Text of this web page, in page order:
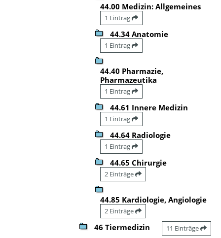
44.00 Medizin: Allgemeines
1 Eintrag
44.34 Anatomie
1 Eintrag
44.40 Pharmazie,
Pharmazeutika
1 Eintrag
44.61 Innere Medizin
1 Eintrag
44.64 Radiologie
1 Eintrag
44.65 Chirurgie
2 Einträge
44.85 Kardiologie, Angiologie
2 Einträge
46 Tiermedizin 11 Einträge